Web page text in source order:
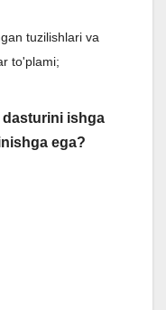
tuzilishlari va
to'plami;
ishga
ega?